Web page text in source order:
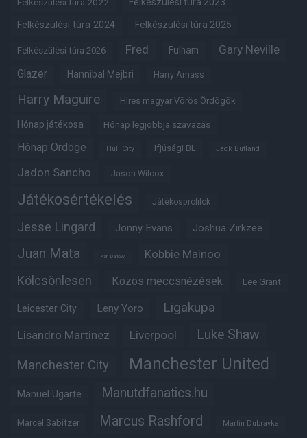
Felkészülési túra 2024 Felkészülési túra 2025
Felkészülési túra 2026 Fred Fulham Gary Neville
Glazer Hannibal Mejbri Harry Amass
Harry Maguire Híres magyar Vörös Ördögök
Hónap játékosa Hónap legjobbja szavazás
Hónap Ördöge Hull City Ifjúsági BL Jack Butland
Jadon Sancho Jason Wilcox
Játékosértékelés Játékosprofilok
Jesse Lingard Jonny Evans Joshua Zirkzee
Juan Mata Karl Darlow Kobbie Mainoo
Kölcsönlesen Közös meccsnézések Lee Grant
Leicester City Leny Yoro Ligakupa
Lisandro Martinez Liverpool Luke Shaw
Manchester City Manchester United
Manuel Ugarte Manutdfanatics.hu
Marcel Sabitzer Marcus Rashford Martin Dubravka